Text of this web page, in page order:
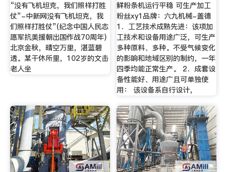
“没有飞机坦克，我们照样打胜
仗”-中新网没有飞机坦克，我
们照样打胜仗”(纪念中国人民志
愿军抗美援朝出国作战70周年)
北京金秋，晴空万里，湛蓝碧
透。某干休所里，102岁的文击
老人坐
鲜粉条机运行平稳 可生产加工
粉丝xy1品牌：六九机械-盖德
1．工艺技术成熟先进：该项加
工技术和设备用途广泛，可生产
多种原料、多种。不受气候变化
的影响和地域区别的制约，一年
四季均能正常生产。 2．成套设
备性能好、用途广且可单独使
用： 该设备系自行设计，